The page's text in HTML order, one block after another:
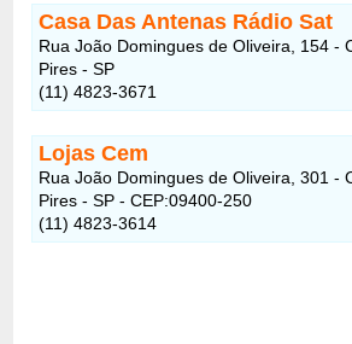
Casa Das Antenas Rádio Sat
Rua João Domingues de Oliveira, 154 -
Pires - SP
(11) 4823-3671
Lojas Cem
Rua João Domingues de Oliveira, 301 -
Pires - SP - CEP:09400-250
(11) 4823-3614